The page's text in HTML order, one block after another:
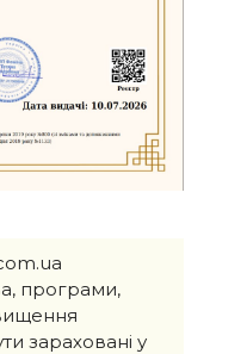
програми,
зараховані у